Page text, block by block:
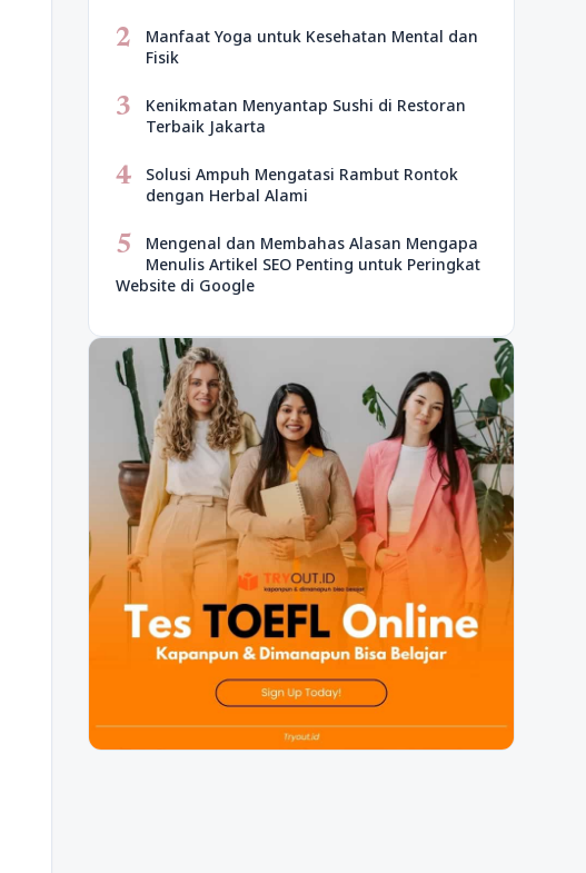
2
Manfaat Yoga untuk Kesehatan Mental dan
Fisik
3
Kenikmatan Menyantap Sushi di Restoran
Terbaik Jakarta
4
Solusi Ampuh Mengatasi Rambut Rontok
dengan Herbal Alami
5
Mengenal dan Membahas Alasan Mengapa
Menulis Artikel SEO Penting untuk Peringkat
Website di Google